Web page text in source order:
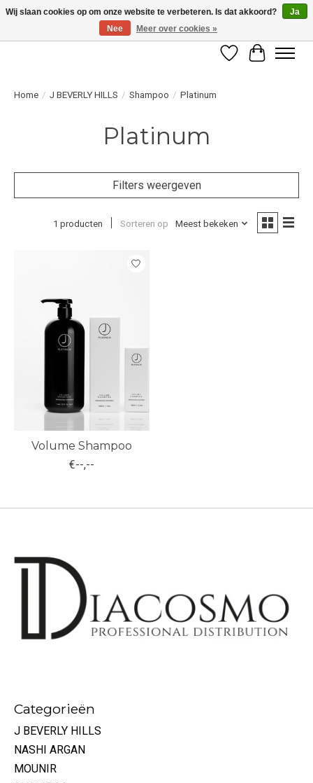
LET OP! ALLEEN BESCHIKBAAR VOOR GEVERIFIEERDE PROFESSIONALS
Verlanglijst
Home / J BEVERLY HILLS / Shampoo / Platinum
Platinum
Filters weergeven
1 producten Sorteren op Meest bekeken
Volume Shampoo
€--,--
Categorieën
J BEVERLY HILLS
NASHI ARGAN
MOUNIR
Wij slaan cookies op om onze website te verbeteren. Is dat akkoord?
Ja
Nee
Meer over cookies »